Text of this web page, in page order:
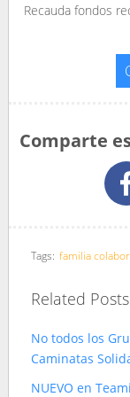
Recauda fondos
Comparte
Tags: familia
Related Posts
No todos los
Caminatas
NUEVO en